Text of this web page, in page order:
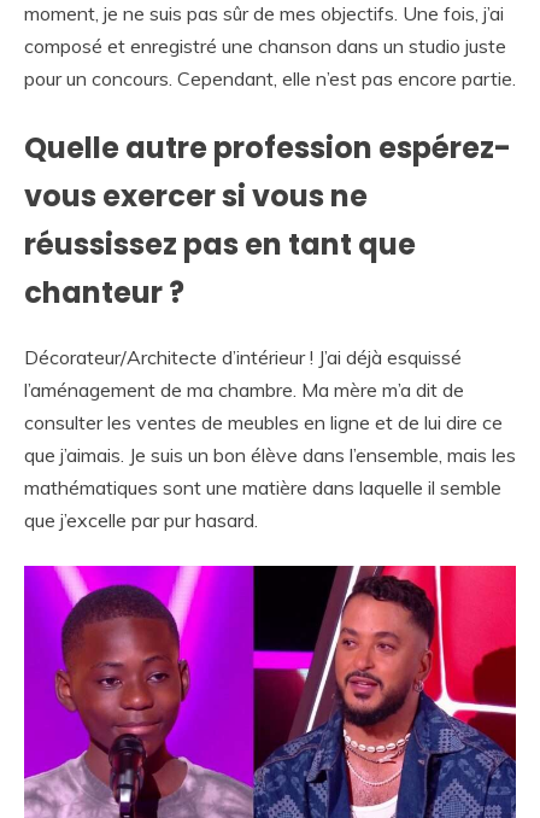
moment, je ne suis pas sûr de mes objectifs. Une fois, j’ai
composé et enregistré une chanson dans un studio juste
pour un concours. Cependant, elle n’est pas encore partie.
Quelle autre profession espérez-
vous exercer si vous ne
réussissez pas en tant que
chanteur ?
Décorateur/Architecte d’intérieur ! J’ai déjà esquissé
l’aménagement de ma chambre. Ma mère m’a dit de
consulter les ventes de meubles en ligne et de lui dire ce
que j’aimais. Je suis un bon élève dans l’ensemble, mais les
mathématiques sont une matière dans laquelle il semble
que j’excelle par pur hasard.